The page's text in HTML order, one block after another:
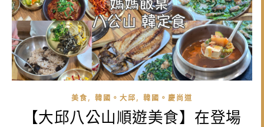
美食, 韓國。大邱, 韓國。慶尚道
【大邱八公山順遊美食】在登場